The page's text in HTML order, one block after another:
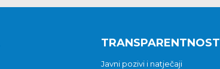
TRANSPARENTNOST
Javni pozivi i natječaji